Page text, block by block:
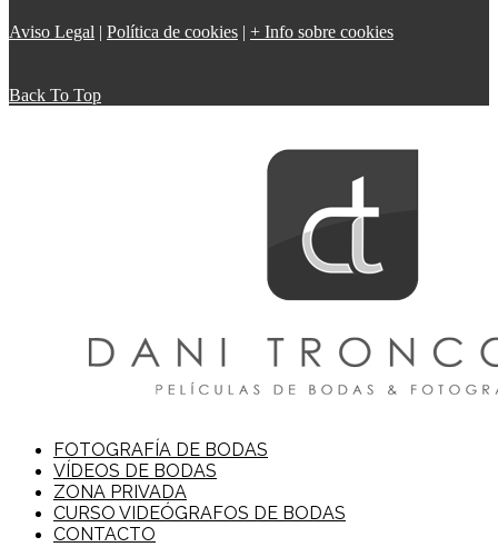
Aviso Legal | Política de cookies | + Info sobre cookies
Back To Top
FOTOGRAFÍA DE BODAS
VÍDEOS DE BODAS
ZONA PRIVADA
CURSO VIDEÓGRAFOS DE BODAS
CONTACTO